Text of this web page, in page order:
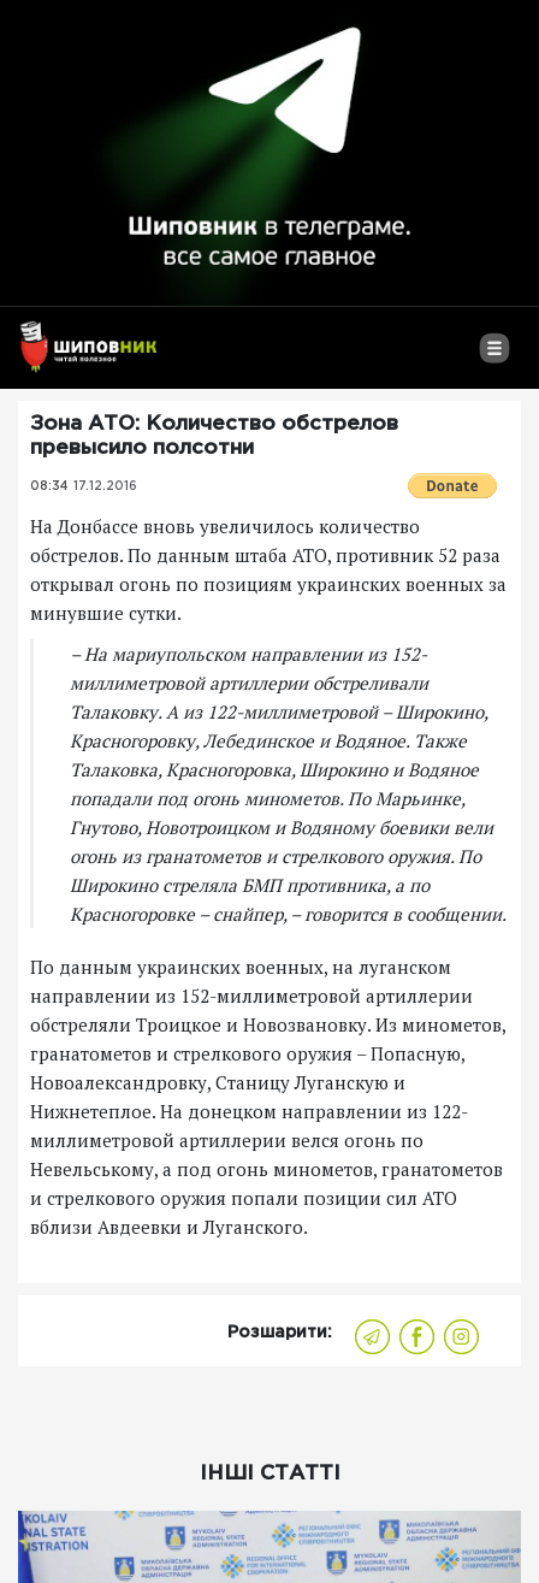
Зона АТО: Количество обстрелов
превысило полсотни
08:34 17.12.2016
На Донбассе вновь увеличилось количество
обстрелов. По данным штаба АТО, противник 52 раза
открывал огонь по позициям украинских военных за
минувшие сутки.
– На мариупольском направлении из 152-
миллиметровой артиллерии обстреливали
Талаковку. А из 122-миллиметровой – Широкино,
Красногоровку, Лебединское и Водяное. Также
Талаковка, Красногоровка, Широкино и Водяное
попадали под огонь минометов. По Марьинке,
Гнутово, Новотроицком и Водяному боевики вели
огонь из гранатометов и стрелкового оружия. По
Широкино стреляла БМП противника, а по
Красногоровке – снайпер, – говорится в сообщении.
По данным украинских военных, на луганском
направлении из 152-миллиметровой артиллерии
обстреляли Троицкое и Новозвановку. Из минометов,
гранатометов и стрелкового оружия – Попасную,
Новоалександровку, Станицу Луганскую и
Нижнетеплое. На донецком направлении из 122-
миллиметровой артиллерии велся огонь по
Невельському, а под огонь минометов, гранатометов
и стрелкового оружия попали позиции сил АТО
вблизи Авдеевки и Луганского.
Розшарити:
ІНШІ СТАТТІ